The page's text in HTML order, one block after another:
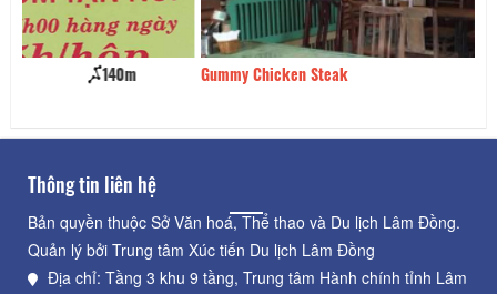
Gummy Chicken Steak
Thông tin liên hệ
Bản quyền thuộc Sở Văn hoá, Thể thao và Du lịch Lâm Đồng.
Quản lý bởi Trung tâm Xúc tiến Du lịch Lâm Đồng
Địa chỉ: Tầng 3 khu 9 tầng, Trung tâm Hành chính tỉnh Lâm